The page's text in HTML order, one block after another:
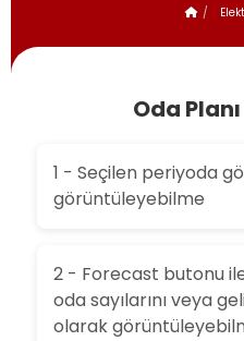
Oda
1 - Seçilen periyoda
görüntüleyebilme
2 - Forecast butonu
oda sayılarını veya
olarak